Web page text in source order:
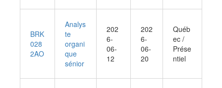
BRK
028
2AO
Analys
te
organi
que
sénior
202
6-
06-
12
202
6-
06-
20
Québ
ec /
Prése
ntiel